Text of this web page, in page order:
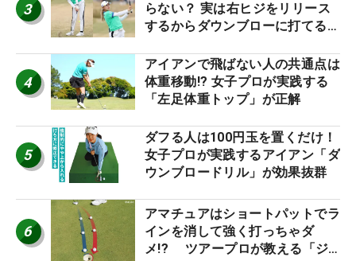
3
らない？ 実は右ヒジをリリース
するからダウンブローに打てる #
4
アイアンで飛ばない人の共通点は
体重移動!? 女子プロが実践する
「左足体重トップ」が正解
5
ダフる人は100円玉を置くだけ！
女子プロが実践するアイアン「ダ
ウンブロードリル」が効果抜群
6
アマチュアはショートパットでラ
インを消して強く打っちゃダ
メ!? ツアープロが教える「ジ